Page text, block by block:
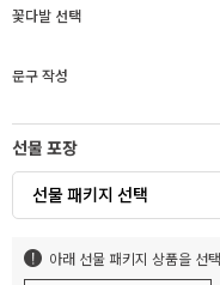
꽃다발 선택
문구 작성
선물 포장
선물 패키지 선택
아래 선물 패키지 상품을 선